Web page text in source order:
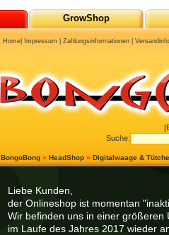
Liebe Kunden,
der Onlineshop ist momentan
Wir befinden uns in einer größeren
im Laufe des Jahres 2017 wieder
BongoBong » HeadShop » Digitalwaage &
GrowShop
Suche:
Home Impressum |Zahlungsinformationen |